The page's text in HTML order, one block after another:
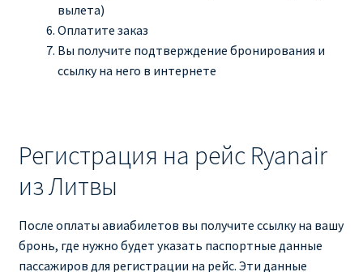
вылета)
Оплатите заказ
Вы получите подтверждение бронирования и
ссылку на него в интернете
Регистрация на рейс Ryanair
из Литвы
После оплаты авиабилетов вы получите ссылку на вашу
бронь, где нужно будет указать паспортные данные
пассажиров для регистрации на рейс. Эти данные